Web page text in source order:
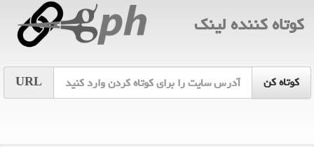
كوتاه كننده لینك
URL